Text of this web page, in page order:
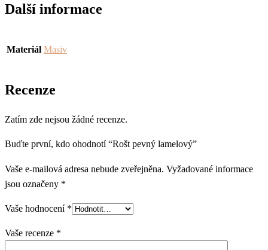
Další informace
Materiál Masiv
Recenze
Zatím zde nejsou žádné recenze.
Buďte první, kdo ohodnotí “Rošt pevný lamelový”
Vaše e-mailová adresa nebude zveřejněna. Vyžadované informace
jsou označeny *
Vaše hodnocení *
Vaše recenze *